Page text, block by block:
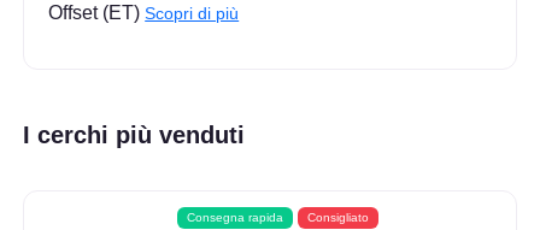
Offset (ET)Scopri di più
I cerchi più venduti
Consegna rapida Consigliato